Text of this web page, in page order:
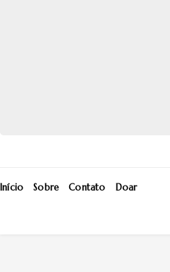
Início Sobre Contato Doar